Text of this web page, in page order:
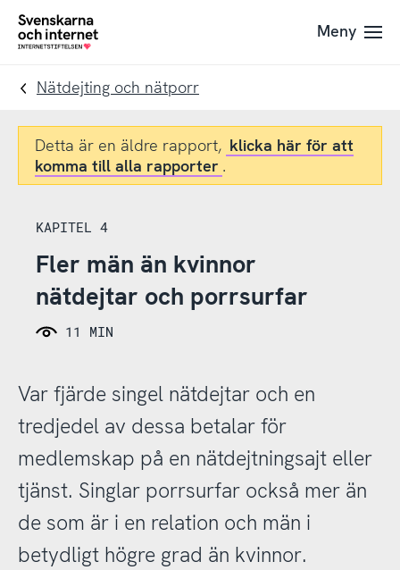
Till
navigation
Till
innehåll
To
Meny
Nätdejting och nätporr
Detta är en äldre rapport, klicka här för att
komma till alla rapporter .
KAPITEL 4
Fler män än kvinnor
nätdejtar och porrsurfar
11 MIN
Var fjärde singel nätdejtar och en
tredjedel av dessa betalar för
medlemskap på en nätdejtningsajt eller
tjänst. Singlar porrsurfar också mer än
de som är i en relation och män i
betydligt högre grad än kvinnor.